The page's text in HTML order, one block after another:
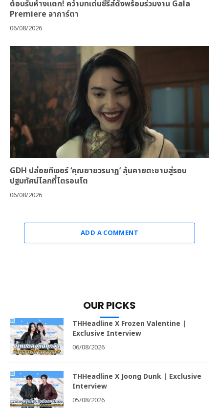
ต้อนรับห้างแตก! คว้าบทเด่นซีรีส์ดังพร้อมร่วมงาน Gala
Premiere จาการ์ตา
06/08/2026
GDH ปล่อยทีเซอร์ ‘คุณยายวรนาฏ’ ลุ้นคายตะขาบสู่รอบ
ปฐมทัศน์โลกที่โตรอนโต
06/08/2026
ADD A COMMENT
OUR PICKS
THHeadline X Frozen Valentine |
Exclusive Interview
06/08/2026
THHeadline X Joong Dunk | Exclusive
Interview
05/08/2026